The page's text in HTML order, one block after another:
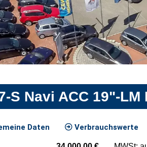
S Navi ACC 19"-
Daten Verbrauchswerte